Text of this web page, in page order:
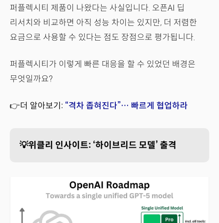
퍼플렉시티 제품이 나왔다는 사실입니다. 오픈AI 딥
리서치와 비교하면 아직 성능 차이는 있지만, 더 저렴한
요금으로 사용할 수 있다는 점도 장점으로 평가됩니다.
퍼플렉시티가 이렇게 빠른 대응을 할 수 있었던 배경은
무엇일까요?
👉더 알아보기: “격차 좁혀진다”… 빠르게 협업하라
💡위클리 인사이트: ‘하이브리드 모델’ 출격